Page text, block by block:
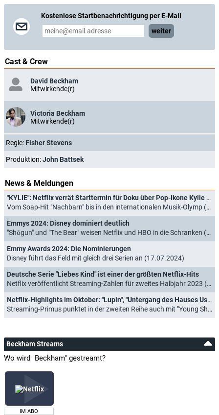
Kostenlose Startbenachrichtigung per E-Mail
weiter
Cast & Crew
David Beckham
Mitwirkende(r)
Victoria Beckham
Mitwirkende(r)
Regie: Fisher Stevens
Produktion:John Battsek
News & Meldungen
"KYLIE": Netflix verrät Starttermin für Doku über Pop-Ikone Kylie Minogue
Vom Soap-Hit "Nachbarn" bis in den internationalen Musik-Olymp (05.05.2026)
Emmys 2024: Disney dominiert deutlich
"Shōgun" und "The Bear" weisen Netflix und HBO in die Schranken (09.09.2024)
Emmy Awards 2024: Die Nominierungen
Disney führt das Feld mit gleich drei Serien an (17.07.2024)
Deutsche Serie "Liebes Kind" ist einer der größten Netflix-Hits
Netflix veröffentlicht Streaming-Zahlen für zweites Halbjahr 2023 (24.05.2024)
Netflix-Highlights im Oktober: "Lupin", "Untergang des Hauses Usher" und "The Walking Dead"
Streaming-Primus punktet in der zweiten Reihe auch mit "Young Sheldon" (27.09.2023)
Beckham Streams
Wo wird "Beckham" gestreamt?
IM ABO